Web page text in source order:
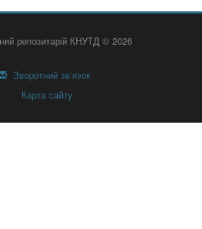
репозитарій КНУТД © 2026
Зворотний зв’язок
Карта сайту